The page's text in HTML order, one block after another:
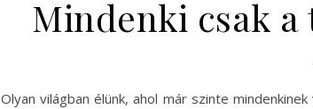
Mindenki csak
Olyan világban élünk, ahol már szinte